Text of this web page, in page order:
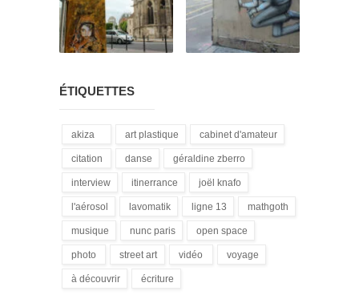
ÉTIQUETTES
akiza
(21)
art plastique
cabinet d'amateur
(12)
citation
(18)
danse
(1)
géraldine zberro
interview
(15)
itinerrance
joël knafo
(3)
l'aérosol
(14)
lavomatik
ligne 13
mathgoth
musique
(13)
nunc paris
(5)
open space
photo
(3)
street art
(172)
vidéo
voyage
à découvrir
écriture